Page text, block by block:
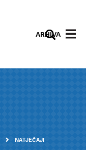
ARHIVA
NATJEČAJI